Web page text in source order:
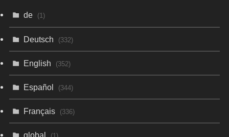
de (1)
Deutsch (332)
English (352)
Español (344)
Français (336)
global